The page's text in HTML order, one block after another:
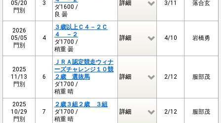
05/20
門別
3
ダ1600 /
良 曇
詳細 3/11 落合玄
2026
05/05
門別
4
３歳以上Ｃ４－２Ｃ
４ －２
ダ1700 /
稍重 曇
詳細 4/10 岩橋勇
2025
11/13
門別
6
ＪＲＡ認定競走ウィナ
ーズチャレンジ１０競
２歳 選抜馬
ダ1700 /
稍重 晴
詳細 2/12 服部茂
2025
10/29
門別
7
２歳３組２歳 ３組
ダ1700 /
稍重 晴
詳細 2/12 服部茂